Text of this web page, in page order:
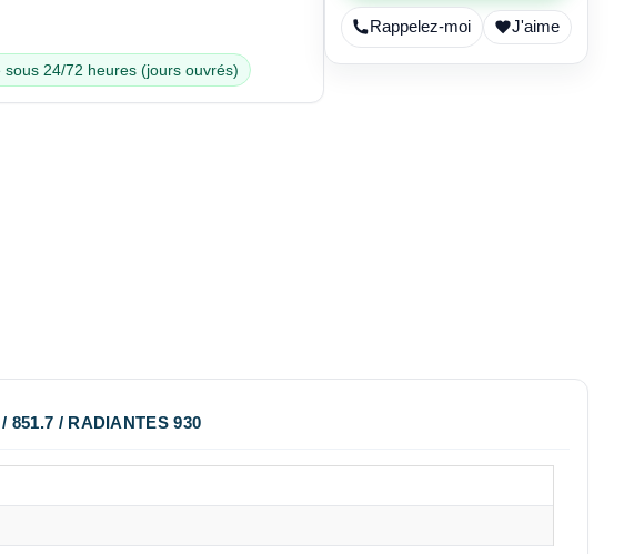
24/72 heures (jours ouvrés)
Rappelez-moi J'aime
851.7 / RADIANTES 930